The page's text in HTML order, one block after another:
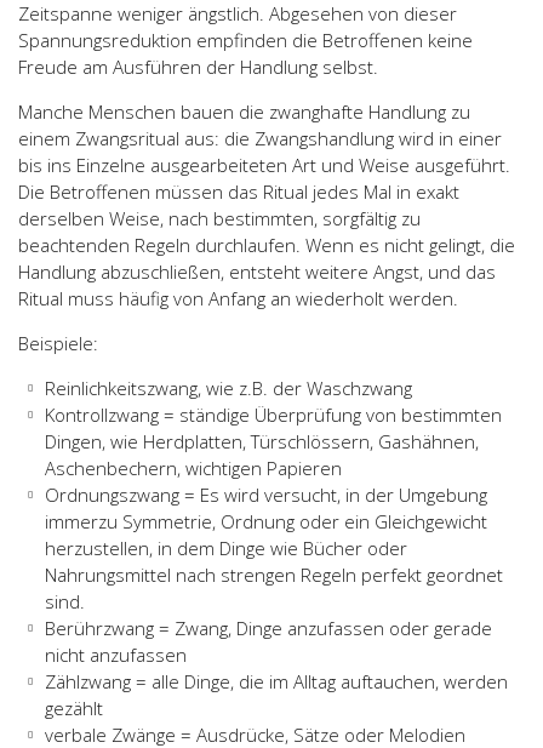
Zeitspanne weniger ängstlich. Abgesehen von dieser
Spannungsreduktion empfinden die Betroffenen keine
Freude am Ausführen der Handlung selbst.
Manche Menschen bauen die zwanghafte Handlung zu
einem Zwangsritual aus: die Zwangshandlung wird in einer
bis ins Einzelne ausgearbeiteten Art und Weise ausgeführt.
Die Betroffenen müssen das Ritual jedes Mal in exakt
derselben Weise, nach bestimmten, sorgfältig zu
beachtenden Regeln durchlaufen. Wenn es nicht gelingt, die
Handlung abzuschließen, entsteht weitere Angst, und das
Ritual muss häufig von Anfang an wiederholt werden.
Beispiele:
Reinlichkeitszwang, wie z.B. der Waschzwang
Kontrollzwang = ständige Überprüfung von bestimmten
Dingen, wie Herdplatten, Türschlössern, Gashähnen,
Aschenbechern, wichtigen Papieren
Ordnungszwang = Es wird versucht, in der Umgebung
immerzu Symmetrie, Ordnung oder ein Gleichgewicht
herzustellen, in dem Dinge wie Bücher oder
Nahrungsmittel nach strengen Regeln perfekt geordnet
sind.
Berührzwang = Zwang, Dinge anzufassen oder gerade
nicht anzufassen
Zählzwang = alle Dinge, die im Alltag auftauchen, werden
gezählt
verbale Zwänge = Ausdrücke, Sätze oder Melodien